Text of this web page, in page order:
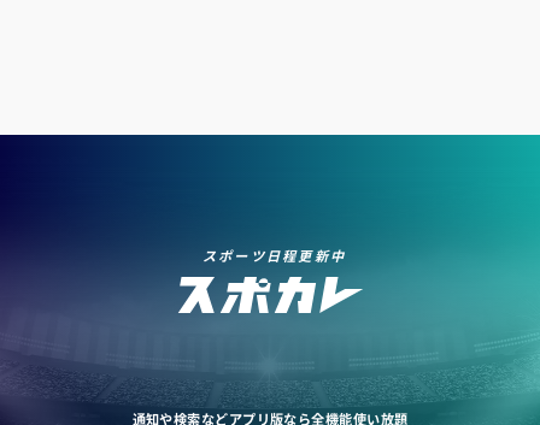
スポーツ日程更新中
通知や検索などアプリ版なら全機能使い放題